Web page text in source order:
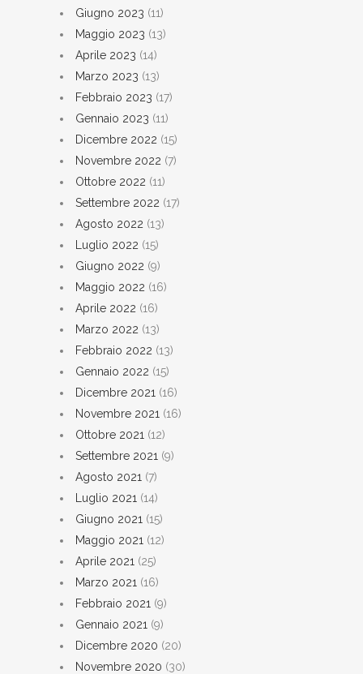
Giugno 2023 (11)
Maggio 2023 (13)
Aprile 2023 (14)
Marzo 2023 (13)
Febbraio 2023 (17)
Gennaio 2023 (11)
Dicembre 2022 (15)
Novembre 2022 (7)
Ottobre 2022 (11)
Settembre 2022 (17)
Agosto 2022 (13)
Luglio 2022 (15)
Giugno 2022 (9)
Maggio 2022 (16)
Aprile 2022 (16)
Marzo 2022 (13)
Febbraio 2022 (13)
Gennaio 2022 (15)
Dicembre 2021 (16)
Novembre 2021 (16)
Ottobre 2021 (12)
Settembre 2021 (9)
Agosto 2021 (7)
Luglio 2021 (14)
Giugno 2021 (15)
Maggio 2021 (12)
Aprile 2021 (25)
Marzo 2021 (16)
Febbraio 2021 (9)
Gennaio 2021 (9)
Dicembre 2020 (20)
Novembre 2020 (30)